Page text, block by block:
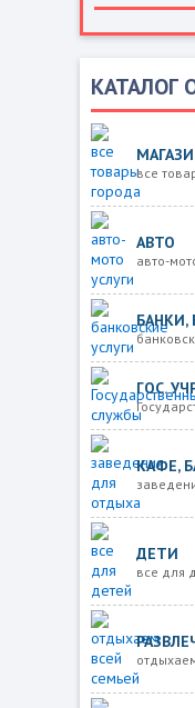
КАТАЛОГ
все
АВТО
авто-
ГОС.
КАФЕ,
ДЕТИ
все для